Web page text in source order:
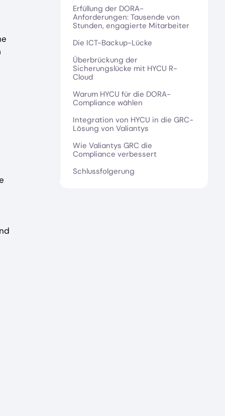
Erfüllung der DORA-
Anforderungen: Tausende von
Stunden, engagierte Mitarbeiter
Die ICT-Backup-Lücke
Überbrückung der
Sicherungslücke mit HYCU R-
Cloud
Warum HYCU für die DORA-
Compliance wählen
Integration von HYCU in die GRC-
Lösung von Valiantys
Wie Valiantys GRC die
Compliance verbessert
Schlussfolgerung